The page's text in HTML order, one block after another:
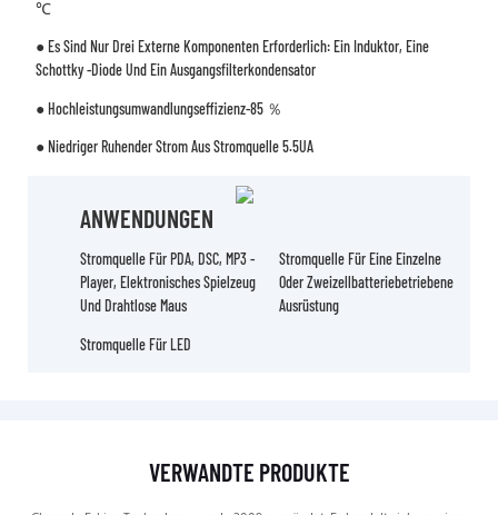
℃
● Es Sind Nur Drei Externe Komponenten Erforderlich: Ein Induktor, Eine
Schottky -Diode Und Ein Ausgangsfilterkondensator
● Hochleistungsumwandlungseffizienz-85 ％
● Niedriger Ruhender Strom Aus Stromquelle 5.5UA
ANWENDUNGEN
Stromquelle Für PDA, DSC, MP3 -
Player, Elektronisches Spielzeug
Und Drahtlose Maus
Stromquelle Für Eine Einzelne
Oder Zweizellbatteriebetriebene
Ausrüstung
Stromquelle Für LED
VERWANDTE PRODUKTE